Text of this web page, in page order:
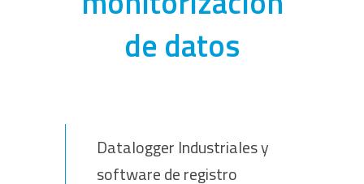
de datos
Datalogger Industriales y
software de registro